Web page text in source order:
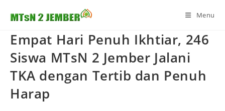
Menu
Empat Hari Penuh Ikhtiar, 246
Siswa MTsN 2 Jember Jalani
TKA dengan Tertib dan Penuh
Harap